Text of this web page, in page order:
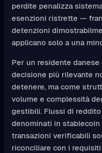
perdite penalizza
esenzioni ristrette —
detenzioni
applicano solo a una
Per un residente
decisione più rilevante
detenere, ma come
volume e complessità
gestibili. Flussi di
denominati in
transazioni verificabili
riconciliare con i